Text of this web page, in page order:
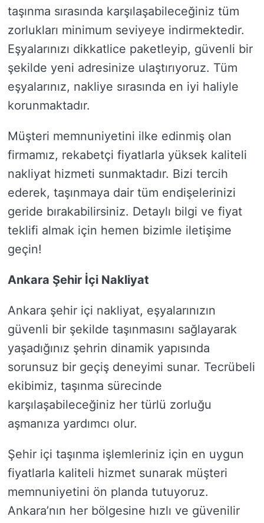
taşınma sırasında karşılaşabileceğiniz tüm
zorlukları minimum seviyeye indirmektedir.
Eşyalarınızı dikkatlice paketleyip, güvenli bir
şekilde yeni adresinize ulaştırıyoruz. Tüm
eşyalarınız, nakliye sırasında en iyi haliyle
korunmaktadır.
Müşteri memnuniyetini ilke edinmiş olan
firmamız, rekabetçi fiyatlarla yüksek kaliteli
nakliyat hizmeti sunmaktadır. Bizi tercih
ederek, taşınmaya dair tüm endişelerinizi
geride bırakabilirsiniz. Detaylı bilgi ve fiyat
teklifi almak için hemen bizimle iletişime
geçin!
Ankara Şehir İçi Nakliyat
Ankara şehir içi nakliyat, eşyalarınızın
güvenli bir şekilde taşınmasını sağlayarak
yaşadığınız şehrin dinamik yapısında
sorunsuz bir geçiş deneyimi sunar. Tecrübeli
ekibimiz, taşınma sürecinde
karşılaşabileceğiniz her türlü zorluğu
aşmanıza yardımcı olur.
Şehir içi taşınma işlemleriniz için en uygun
fiyatlarla kaliteli hizmet sunarak müşteri
memnuniyetini ön planda tutuyoruz.
Ankara’nın her bölgesine hızlı ve güvenilir